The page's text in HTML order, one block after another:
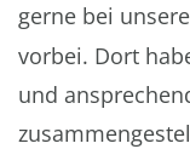
gerne bei
vorbei. Dort
und